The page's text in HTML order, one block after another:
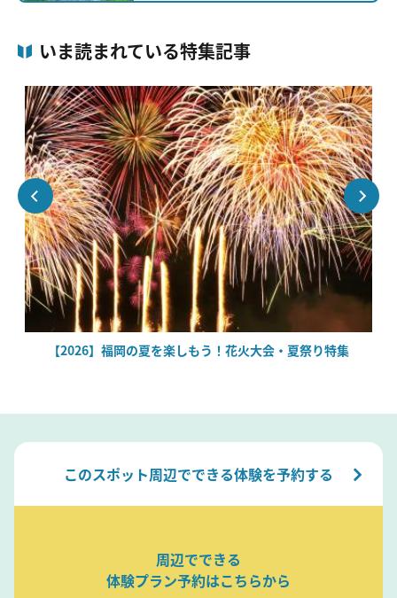
いま読まれている特集記事
【2026】福岡の夏を楽しもう！花火大会・夏祭り特集
このスポット周辺でできる体験を予約する
周辺でできる
体験プラン予約はこちらから